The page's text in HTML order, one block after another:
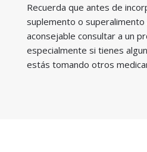
Recuerda que antes de
suplemento o
aconsejable consultar a un
especialmente si tienes
estás tomando otros